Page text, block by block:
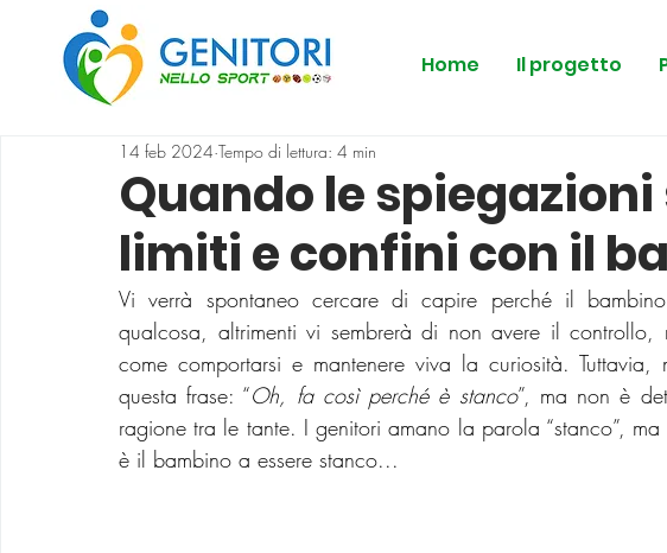
Home Il progetto
Quando le
limiti e confini con il
14 feb 2024 Tempo di lettura: 4 min
Vi verrà spontaneo cercare di capire perché il
qualcosa, altrimenti vi sembrerà di non avere il controllo,
come comportarsi e mantenere viva la curiosità.
questa frase: “Oh, fa così perché è stanco”, ma non è
ragione tra le tante. I genitori amano la parola “stanco”,
è il bambino a essere stanco...